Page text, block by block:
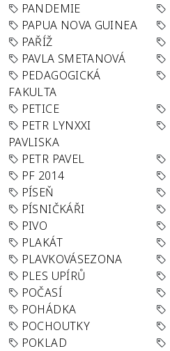
PANDEMIE
PAPUA NOVA GUINEA
PAŘÍŽ
PAVLA SMETANOVÁ
PEDAGOGICKÁ
FAKULTA
PETICE
PETR LYNXXI
PAVLISKA
PETR PAVEL
PF 2014
PÍSEŇ
PÍSNIČKÁŘI
PIVO
PLAKÁT
PLAVKOVÁSEZONA
PLES UPÍRŮ
POČASÍ
POHÁDKA
POCHOUTKY
POKLAD